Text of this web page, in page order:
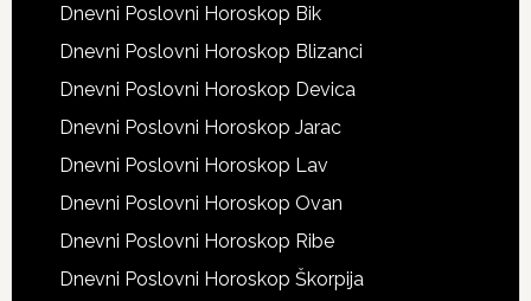
Dnevni Poslovni Horoskop Bik
Dnevni Poslovni Horoskop Blizanci
Dnevni Poslovni Horoskop Devica
Dnevni Poslovni Horoskop Jarac
Dnevni Poslovni Horoskop Lav
Dnevni Poslovni Horoskop Ovan
Dnevni Poslovni Horoskop Ribe
Dnevni Poslovni Horoskop Škorpija